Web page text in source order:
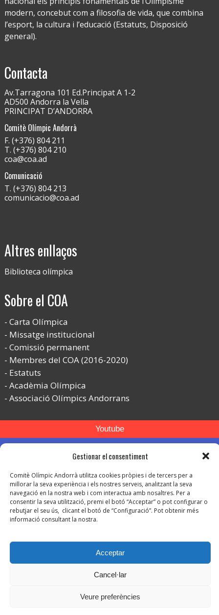
Gestionar el consentiment
Comitè Olímpic Andorrà utilitza cookies pròpies i de tercers per a
millorar la seva experiència i els nostres serveis, analitzant la seva
navegació en la nostra web i com interactua amb nosaltres. Per a
consentir la seva utilització, premi el botó “Acceptar” o pot configurar o
rebutjar el seu ús, clicant el botó de “Configuració”. Pot obtenir més
informació consultant la nostra.
Acceptar
Cancel·lar
Veure preferències
modern, concebut com a filosofia de vida, que combina
l’esport, la cultura i l’educació (Estatuts, Disposició
general).
Contacta
Av.Tarragona 101 Ed.Principat A 1-2
AD500 Andorra la Vella
PRINCIPAT D’ANDORRA
Comitè Olímpic Andorrà
F. (+376) 804 211
T. (+376) 804 210
coa@coa.ad
Comunicació
T. (+376) 804 213
comunicacio@coa.ad
Altres enllaços
Biblioteca olímpica
Sobre el COA
Carta Olímpica
Missatge institucional
Comissió permanent
Membres del COA (2016-2020)
Estatuts
Acadèmia Olímpica
Associació Olímpics Andorrans
Youtube
Flickr
Política de privacitat
Política de protecció de dades